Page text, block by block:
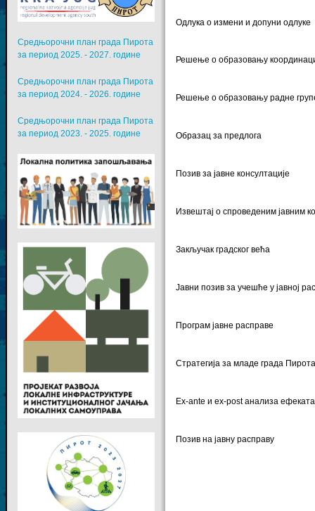
Одлука о измени и допуни одлуке
Решење о образовању
Решење о образовању радне
Образац за предлога
Позив за јавне консултације
Извештај о спроведеним јавним
Закључак градског већа
Јавни позив за учешће у јавној
Програм јавне расправе
Стратегија за младе града
Ex-ante и ex-post анализа
Позив на јавну расправу
Средњорочни план града Пирота
за период 2025. - 2027. године
Средњорочни план града Пирота
за период 2024. - 2026. године
Средњорочни план града Пирота
за период 2023. - 2025. године